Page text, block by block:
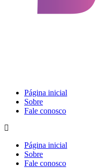
Página inicial
Sobre
Fale conosco
Página inicial
Sobre
Fale conosco